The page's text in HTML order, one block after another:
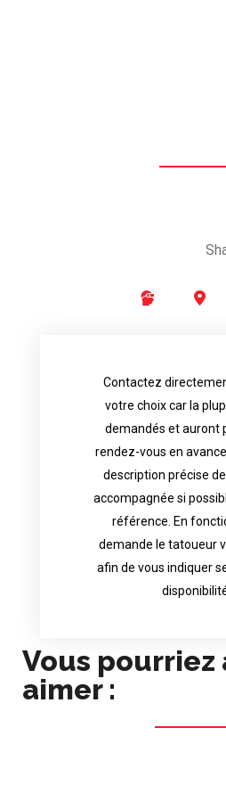
Contactez
votre choix car la
demandés et auront
rendez-vous en
description précise
accompagnée si
référence. En
demande le tatoueur
afin de vous indiquer
Contact directly the
choice because
appointments in
accurate description of
possible attached
images. Depending
tattoo artist will
Vous pourriez
aimer :